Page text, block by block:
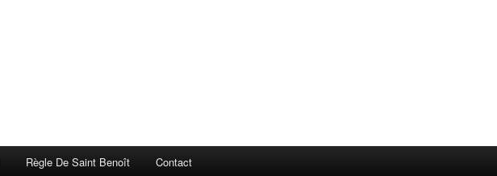
Règle De Saint Benoît Contact